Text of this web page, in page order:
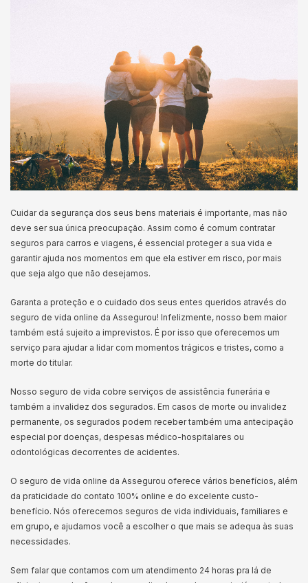
Cuidar da segurança dos seus bens materiais é importante, mas não
deve ser sua única preocupação. Assim como é comum contratar
seguros para carros e viagens, é essencial proteger a sua vida e
garantir ajuda nos momentos em que ela estiver em risco, por mais
que seja algo que não desejamos.
Garanta a proteção e o cuidado dos seus entes queridos através do
seguro de vida online da Assegurou! Infelizmente, nosso bem maior
também está sujeito a imprevistos. É por isso que oferecemos um
serviço para ajudar a lidar com momentos trágicos e tristes, como a
morte do titular.
Nosso seguro de vida cobre serviços de assistência funerária e
também a invalidez dos segurados. Em casos de morte ou invalidez
permanente, os segurados podem receber também uma antecipação
especial por doenças, despesas médico-hospitalares ou
odontológicas decorrentes de acidentes.
O seguro de vida online da Assegurou oferece vários benefícios, além
da praticidade do contato 100% online e do excelente custo-
benefício. Nós oferecemos seguros de vida individuais, familiares e
em grupo, e ajudamos você a escolher o que mais se adequa às suas
necessidades.
Sem falar que contamos com um atendimento 24 horas pra lá de